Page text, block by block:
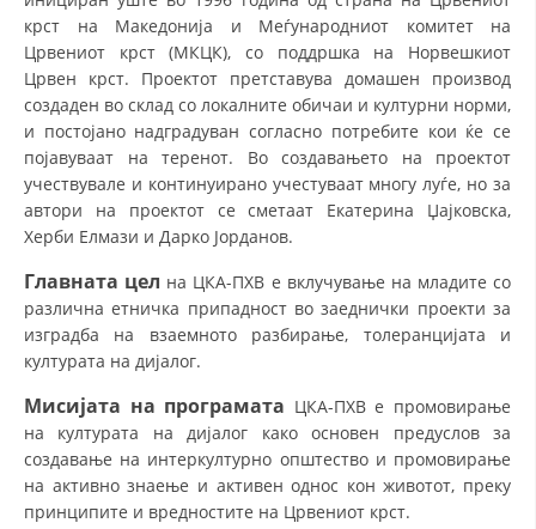
ИСТОРИЈАТ НА ЦКРСМ
ИСТОРИЈАТ НА ДВИЖЕЊЕТО
СТРУКТУРА НА ОРГАНИЗАЦИЈАТА
КОНТАКТ ИНФОРМАЦИИ
ЧЛЕНСТВО ВО ПРОФЕСИОНАЛНИ ТЕЛА
ЗАКОН ЗА ЦКРМ
СТАТУТ НА ЦКРМ
ОРГАНИЗАЦИЈА И РАЗВОЈ
крст на Македонија и Меѓународниот комитет на
Црвениот крст (МКЦК), со поддршка на Норвешкиот
Црвен крст. Проектот претставува домашен производ
создаден во склад со локалните обичаи и културни норми,
и постојано надградуван согласно потребите кои ќе се
појавуваат на теренот. Во создавањето на проектот
учествувале и континуирано учестуваат многу луѓе, но за
автори на проектот се сметаат Екатерина Џајковска,
Херби Елмази и Дарко Јорданов.
Главната цел на ЦКА-ПХВ е вклучување на младите со
различна етничка припадност во заеднички проекти за
изградба на взаемното разбирање, толеранцијата и
културата на дијалог.
Мисијата на програмата ЦКА-ПХВ е промовирање
на културата на дијалог како основен предуслов за
создавање на интеркултурно општество и промовирање
на активно знаење и активен однос кон животот, преку
принципите и вредностите на Црвениот крст.